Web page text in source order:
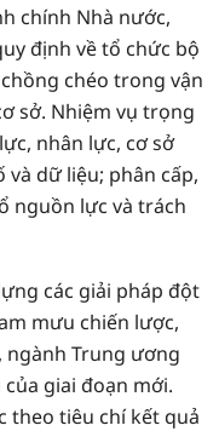
chính Nhà nước,
định về tổ chức bộ
chéo trong vận
sở. Nhiệm vụ trọng
nhân lực, cơ sở
và dữ liệu; phân cấp,
nguồn lực và trách
các giải pháp đột
mưu chiến lược,
ngành Trung ương
giai đoạn mới.
theo tiêu chí kết quả